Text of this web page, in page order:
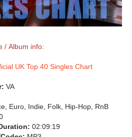
/ Album info:
UK Top 40 Singles Chart
VA
Euro, Indie, Folk, Hip-Hop, RnB
02:09:19